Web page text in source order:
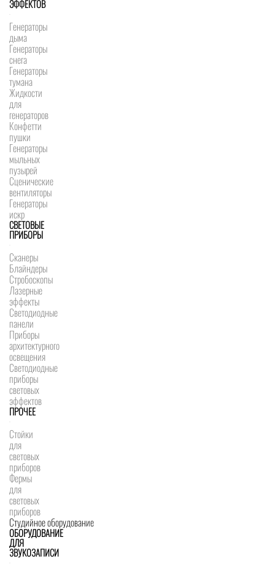
ЭФФЕКТОВ
Генераторы
дыма
Генераторы
снега
Генераторы
тумана
Жидкости
для
генераторов
Конфетти
пушки
Генераторы
мыльных
пузырей
Сценические
вентиляторы
Генераторы
искр
СВЕТОВЫЕ
ПРИБОРЫ
Сканеры
Блайндеры
Стробоскопы
Лазерные
эффекты
Светодиодные
панели
Приборы
архитектурного
освещения
Светодиодные
приборы
световых
эффектов
ПРОЧЕЕ
Стойки
для
световых
приборов
Фермы
для
световых
приборов
Студийное оборудование
ОБОРУДОВАНИЕ
ДЛЯ
ЗВУКОЗАПИСИ